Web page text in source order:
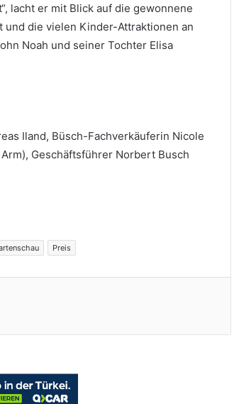
lacht er mit Blick auf die gewonnene
die vielen Kinder-Attraktionen an
Noah und seiner Tochter Elisa
Iland, Büsch-Fachverkäuferin Nicole
Geschäftsführer Norbert Busch
Preis